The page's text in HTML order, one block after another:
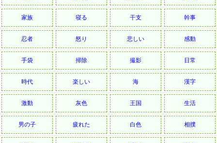
家族 寝る 干支 幹事
忍者 怒り 悲しい 感動
手袋 掃除 撮影 日常
時代 楽しい 海 漢字
激動 灰色 王国 生活
男の子 疲れた 白色 相撲